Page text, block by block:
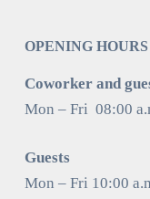
OPENING HOURS
Coworker and
Mon – Fri 08:00
Guests
Mon – Fri 10:00